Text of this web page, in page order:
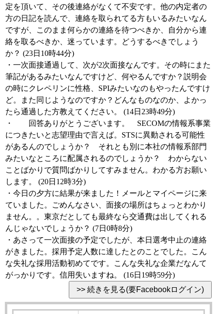
定を頂いて、その後連絡がなくて不安です。他の内定者の
方の日記を読んで、連絡を取られてる方もいるみたいなん
ですが、このまま何らかの連絡を待つべきか、自分から連
絡を取るべきか、迷っています。どうするべきでしょう
か？ (23日10時44分)
・一次面接通過して、次が2次面接なんです。その時にまた
筆記があるみたいなんですけど、何やるんですか？説明会
の時にクレペリンに性格、SPIみたいなのもやったんですけ
ど。また同じようなのですか？どんなものなのか、よかっ
たら通過した方教えてください。 (14日23時49分)
・ 回答ありがとうございます。 SECOMの情報系事業
につきたいと志望理由で言えば。STSに異動される可能性
があるんのでしょうか？ それとも別に本社の情報系部門
みたいなところに配属されるのでしょうか？ わからない
ことばかりで質問ばかりしてすみません。わかる方お願い
します。 (20日12時3分)
・今日の夕方に結果が来ました！メールとマイページに来
ていました。ごめんなさい、面接の場所はちょっとわかり
ません。。東京だとしても最終なら交通費は出してくれる
んじゃないでしょうか？ (7日0時8分)
・あさって一次面接の予定でしたが、本日選考中止の連絡
がきました。採用予定人数に達したとのことでした。こん
な失礼な採用活動初めてです。こんな失礼な企業だなんて
がっかりです。信用失いますね。 (16日19時59分)